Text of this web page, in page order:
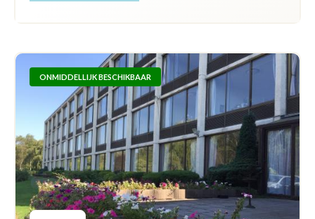
ONMIDDELLIJK BESCHIKBAAR